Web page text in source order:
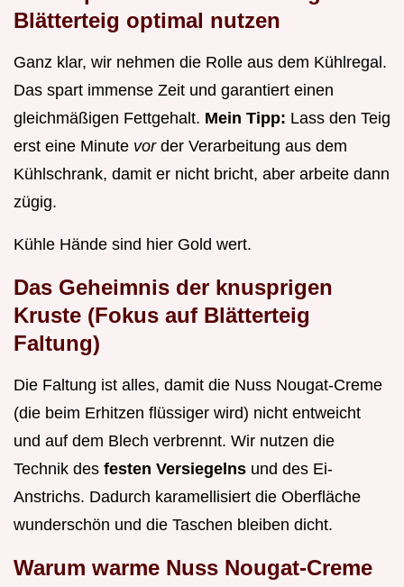
Blätterteig optimal nutzen
Ganz klar, wir nehmen die Rolle aus dem Kühlregal.
Das spart immense Zeit und garantiert einen
gleichmäßigen Fettgehalt. Mein Tipp: Lass den Teig
erst eine Minute vor der Verarbeitung aus dem
Kühlschrank, damit er nicht bricht, aber arbeite dann
zügig.
Kühle Hände sind hier Gold wert.
Das Geheimnis der knusprigen
Kruste (Fokus auf Blätterteig
Faltung)
Die Faltung ist alles, damit die Nuss Nougat-Creme
(die beim Erhitzen flüssiger wird) nicht entweicht
und auf dem Blech verbrennt. Wir nutzen die
Technik des festen Versiegelns und des Ei-
Anstrichs. Dadurch karamellisiert die Oberfläche
wunderschön und die Taschen bleiben dicht.
Warum warme Nuss Nougat-Creme